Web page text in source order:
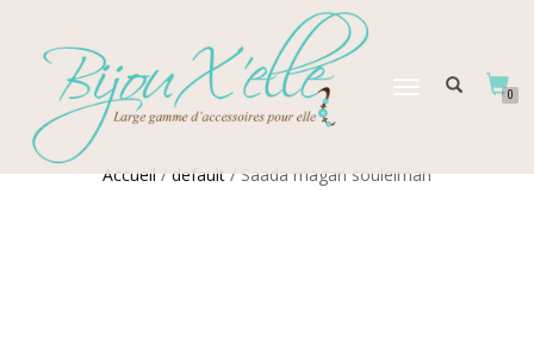
DÉPLIER
0
Accueil/default/ Saada magan souleiman